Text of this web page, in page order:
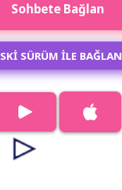
Sohbete Bağlan
SÜRÜM İLE BAĞLAN